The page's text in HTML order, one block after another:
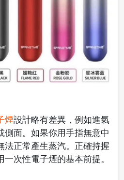
煙設計略有差異，例如進氣
側面。如果你用手指無意中
法正常產生蒸汽。正確持握
次性電子煙的基本前提。